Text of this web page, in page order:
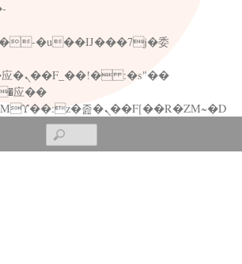
矁[��x�ZM~�n"��IB؃��!'����Тѕ��+��(m��IK�ʭ�/|��ϐܢ��F[��x�ZMz�G�� %嬩�/c��������[[��<�RI:�:c��MΎ��:z�졾�ܢ��F[��R�ZM~�D